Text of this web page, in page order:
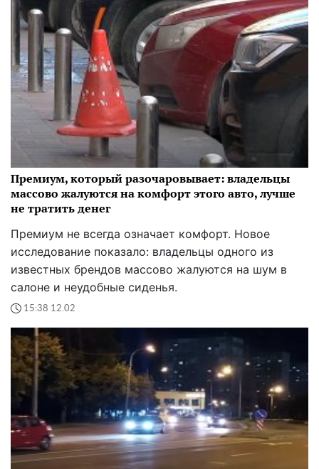
Премиум, который разочаровывает: владельцы
массово жалуются на комфорт этого авто, лучше
не тратить денег
Премиум не всегда означает комфорт. Новое
исследование показало: владельцы одного из
известных брендов массово жалуются на шум в
салоне и неудобные сиденья.
15:38 12.02